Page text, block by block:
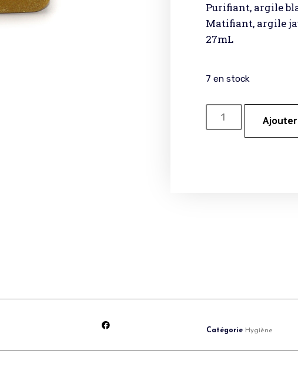
Purifiant, argile
Matifiant, argile
27mL
7 en stock
Catégorie Hygiène